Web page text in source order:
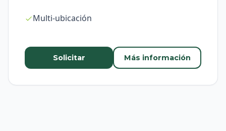
Multi-ubicación
Solicitar Más información